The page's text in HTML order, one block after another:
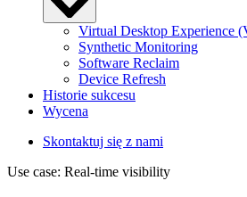
Virtual Desktop Experience
Synthetic Monitoring
Software Reclaim
Device Refresh
Historie sukcesu
Wycena
Skontaktuj się z nami
Use case: Real-time visibility